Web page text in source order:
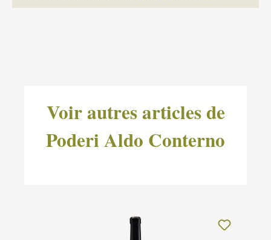
Voir autres articles de
Poderi Aldo Conterno